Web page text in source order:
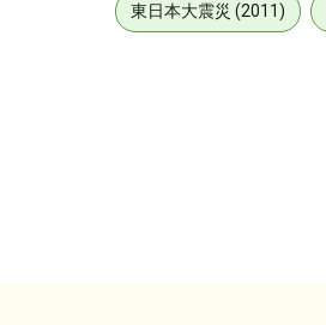
東日本大震災 (2011)